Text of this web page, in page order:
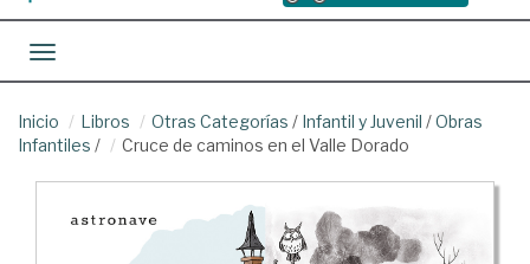
Toggle navigation
Inicio Libros Otras Categorías / Infantil y Juvenil /Obras
Infantiles / Cruce de caminos en el Valle Dorado